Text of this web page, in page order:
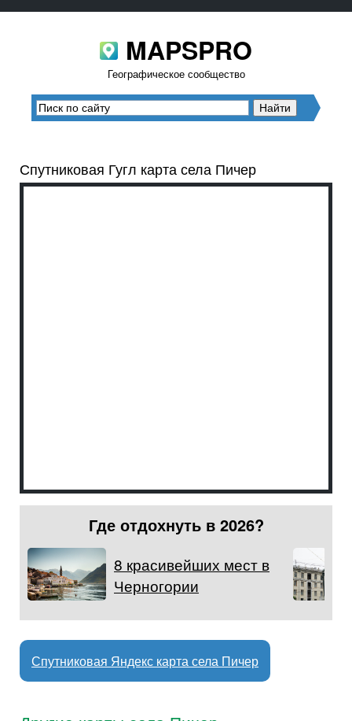
MAPSPRO
Географическое сообщество
Спутниковая Гугл карта села Пичер
Где отдохнуть в 2026?
8 красивейших мест в
Черногории
Спутниковая Яндекс карта села Пичер